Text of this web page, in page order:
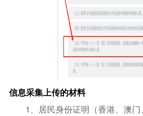
信息采集上传的材料
1、居民身份证明（香港、澳